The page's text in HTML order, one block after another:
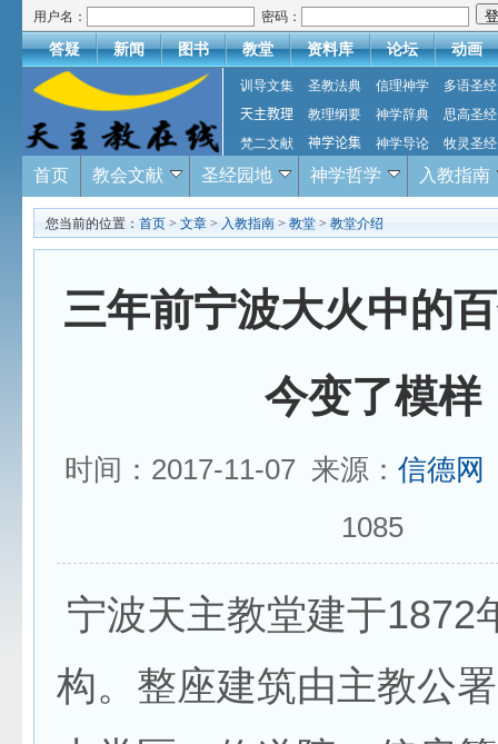
用户名： 密码：
答疑 新闻 图书 教堂 资料库 论坛 动画
训导文集 圣教法典 信理神学
多语圣经
天主教理
教理纲要 神学辞典
思高圣经
梵二文献
神学论集 神学导论 牧灵圣经
首页 教会文献 圣经园地 神学哲学 入教指南
您当前的位置： 首页 > 文章 > 入教指南 > 教堂 > 教堂介绍
三年前宁波大火中的
今变了模样
时间：2017-11-07 来源： 信德网
1085
宁波天主教堂建于1872
构。整座建筑由主教公